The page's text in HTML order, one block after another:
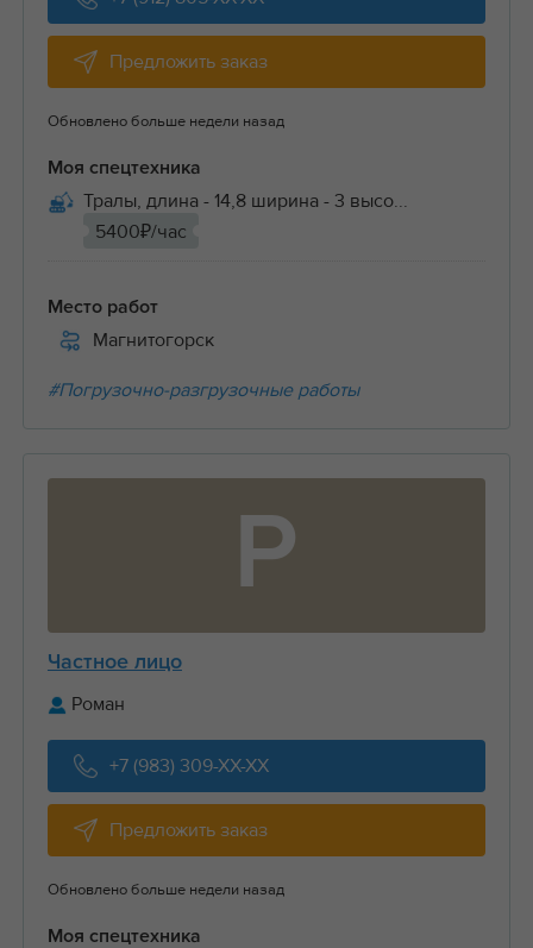
Предложить заказ
Обновлено больше недели назад
Моя спецтехника
Тралы, длина - 14,8 ширина - 3 высо...
5400₽/час
Место работ
Магнитогорск
#Погрузочно-разгрузочные работы
Р
Частное лицо
Роман
+7 (983) 309-XX-XX
Предложить заказ
Обновлено больше недели назад
Моя спецтехника